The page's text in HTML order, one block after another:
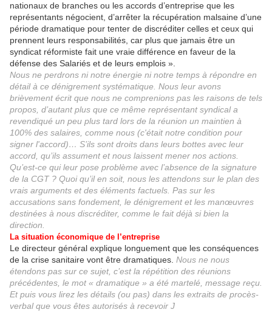
nationaux de branches ou les accords d’entreprise que les
représentants négocient, d’arrêter la récupération malsaine d’une
période dramatique pour tenter de discréditer celles et ceux qui
prennent leurs responsabilités, car plus que jamais être un
syndicat réformiste fait une vraie différence en faveur de la
défense des Salariés et de leurs emplois ».
Nous ne perdrons ni notre énergie ni notre temps à répondre en
détail à ce dénigrement systématique. Nous leur avons
brièvement écrit que nous ne comprenions pas les raisons de tels
propos, d’autant plus que ce même représentant syndical a
revendiqué un peu plus tard lors de la réunion un maintien à
100% des salaires, comme nous (c'était notre condition pour
signer l'accord)… S’ils sont droits dans leurs bottes avec leur
accord, qu’ils assument et nous laissent mener nos actions.
Qu’est-ce qui leur pose problème avec l’absence de la signature
de la CGT ? Quoi qu’il en soit, nous les attendons sur le plan des
vrais arguments et des éléments factuels. Pas sur les
accusations sans fondement, le dénigrement et les manœuvres
destinées à nous discréditer, comme le fait déjà si bien la
direction.
La situation économique de l’entreprise
Le directeur général explique longuement que les conséquences
de la crise sanitaire vont être dramatiques. Nous ne nous
étendons pas sur ce sujet, c’est la répétition des réunions
précédentes, le mot « dramatique » a été martelé, message reçu.
Et puis vous lirez les détails (ou pas) dans les extraits de procès-
verbal que vous êtes autorisés à recevoir J